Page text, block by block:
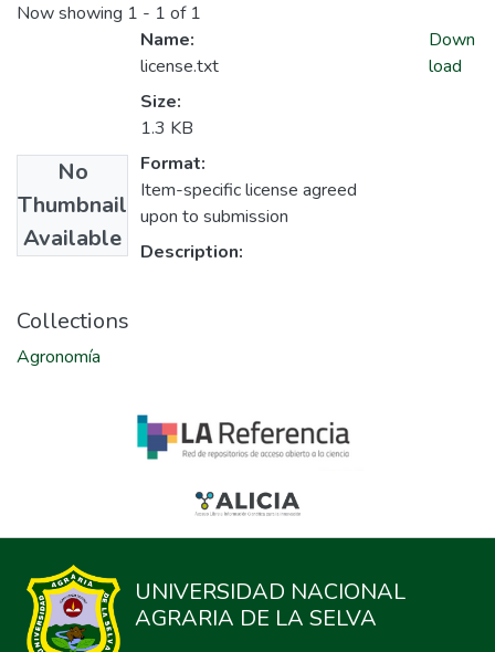
Now showing 1 - 1 of 1
No
Thumbnail
Available
Name:
license.txt
Size:
1.3 KB
Format:
Item-specific license agreed
upon to submission
Description:
Down
load
Collections
Agronomía
UNIVERSIDAD NACIONAL
AGRARIA DE LA SELVA